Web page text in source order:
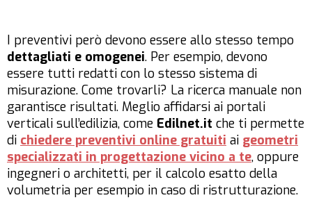
I preventivi però devono essere allo stesso tempo
dettagliati e omogenei. Per esempio, devono
essere tutti redatti con lo stesso sistema di
misurazione. Come trovarli? La ricerca manuale non
garantisce risultati. Meglio affidarsi ai portali
verticali sull’edilizia, come Edilnet.it che ti permette
di chiedere preventivi online gratuiti ai geometri
specializzati in progettazione vicino a te, oppure
ingegneri o architetti, per il calcolo esatto della
volumetria per esempio in caso di ristrutturazione.